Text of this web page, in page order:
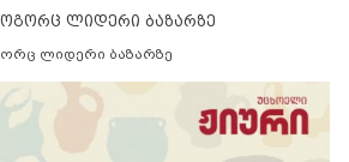
ლიდერი ბაზარზე
ლიდერი ბაზარზე